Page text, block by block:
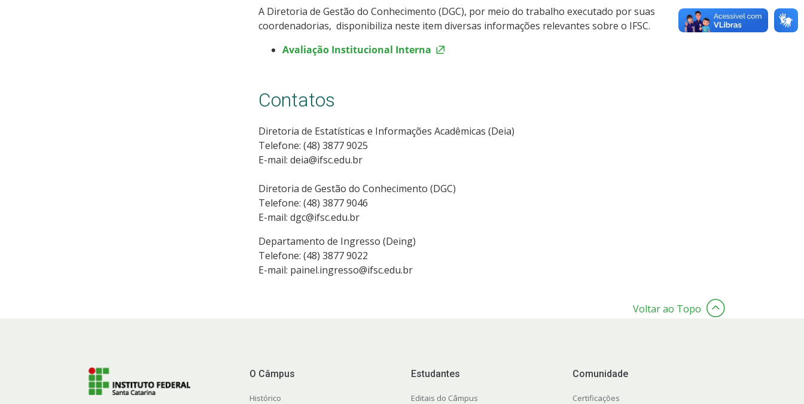
A Diretoria de Gestão do Conhecimento (DGC), por meio do trabalho executado por suas
coordenadorias, disponibiliza neste item diversas informações relevantes sobre o IFSC.
Avaliação Institucional Interna
Contatos
Diretoria de Estatísticas e Informações Acadêmicas (Deia)
Telefone: (48) 3877 9025
E-mail: deia@ifsc.edu.br
Diretoria de Gestão do Conhecimento (DGC)
Telefone: (48) 3877 9046
E-mail: dgc@ifsc.edu.br
Departamento de Ingresso (Deing)
Telefone: (48) 3877 9022
E-mail: painel.ingresso@ifsc.edu.br
Voltar ao Topo
O Câmpus
Histórico
Estudantes
Editais do Câmpus
Comunidade
Certificações